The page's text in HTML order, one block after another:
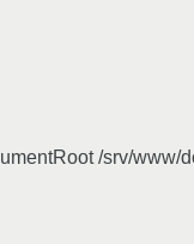
/srv/www/